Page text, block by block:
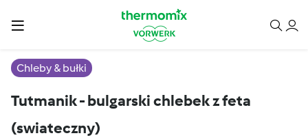
Chleby & bułki
Tutmanik - bulgarski chlebek z feta
(swiateczny)